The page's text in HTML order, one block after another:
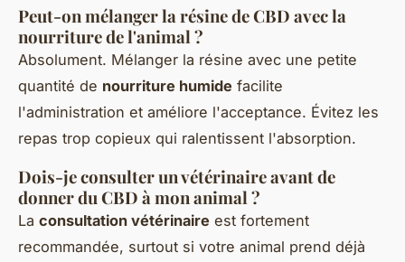
Peut-on mélanger la résine de CBD avec la
nourriture de l'animal ?
Absolument. Mélanger la résine avec une petite
quantité de nourriture humide facilite
l'administration et améliore l'acceptance. Évitez les
repas trop copieux qui ralentissent l'absorption.
Dois-je consulter un vétérinaire avant de
donner du CBD à mon animal ?
La consultation vétérinaire est fortement
recommandée, surtout si votre animal prend déjà